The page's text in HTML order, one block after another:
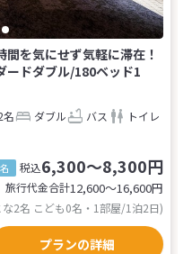
間を気にせず気軽に滞在！
ードダブル/180ベッド1
名 ダブル バス
トイレ
税込6,300～8,300円
旅行代金合計12,600〜16,600円
な2名 こども0名・1部屋/1泊2日)
プランの詳細